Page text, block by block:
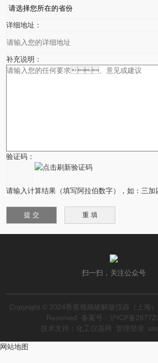
详细地址：
补充说明：
验证码：
请输入计算结果（填写阿拉伯数字），如：三
扫一扫，关注公众号
Copyright © 2024香蕉视频破解版仪器（上海
Reserved
备案号：沪ICP备
技术支持： 化工仪器网 管理登录
网站地图